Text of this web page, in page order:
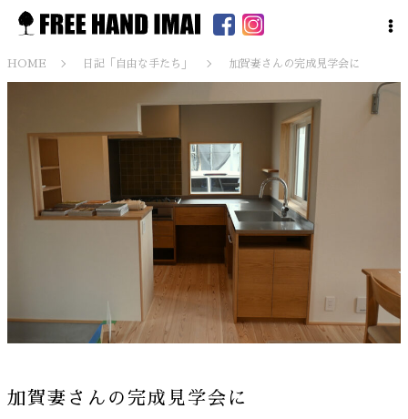
HOME 日記「自由な手たち」 加賀妻さんの完成見学会に
加賀妻さんの完成見学会に